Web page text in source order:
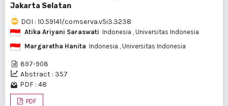
Jakarta Selatan
DOI : 10.59141/comserva.v5i3.3238
Atika Ariyani Saraswati Indonesia , Universitas Indonesia
Margaretha Hanita Indonesia , Universitas Indonesia
897-908
Abstract : 357
PDF : 48
PDF